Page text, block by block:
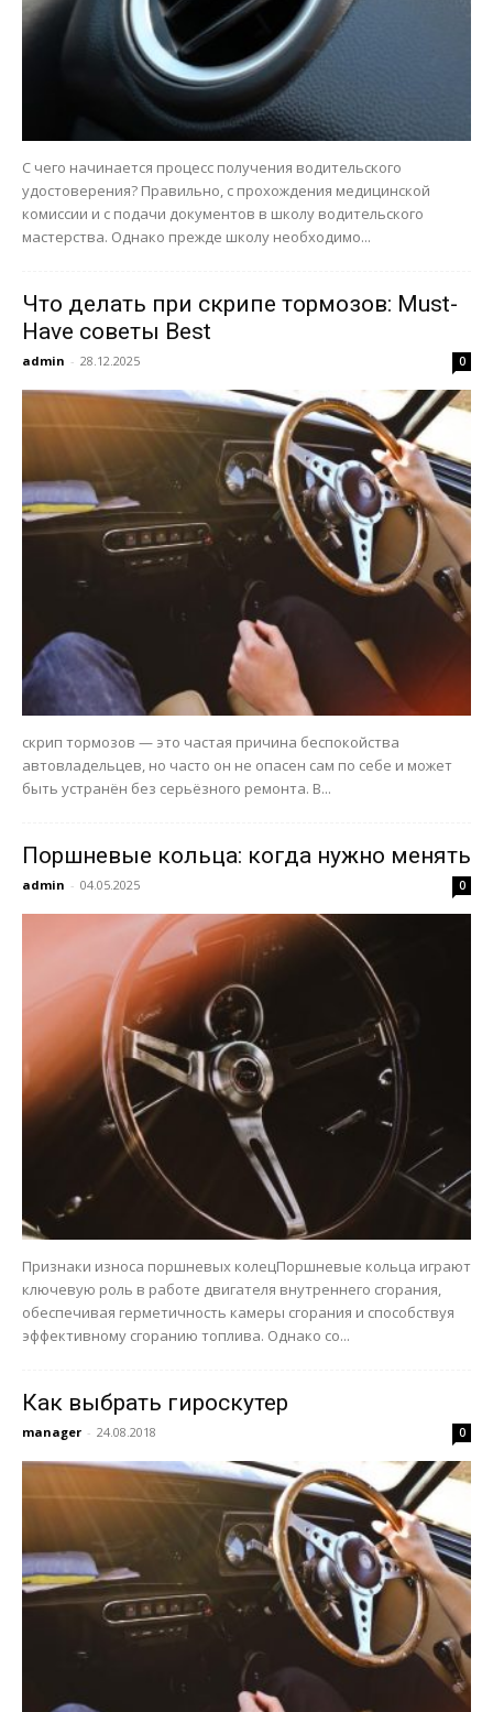
С чего начинается процесс получения водительского
удостоверения? Правильно, с прохождения медицинской
комиссии и с подачи документов в школу водительского
мастерства. Однако прежде школу необходимо...
Что делать при скрипе тормозов: Must-
Have советы Best
admin - 28.12.2025 0
скрип тормозов — это частая причина беспокойства
автовладельцев, но часто он не опасен сам по себе и может
быть устранён без серьёзного ремонта. В...
Поршневые кольца: когда нужно менять
admin - 04.05.2025 0
Признаки износа поршневых колецПоршневые кольца играют
ключевую роль в работе двигателя внутреннего сгорания,
обеспечивая герметичность камеры сгорания и способствуя
эффективному сгоранию топлива. Однако со...
Как выбрать гироскутер
manager - 24.08.2018 0